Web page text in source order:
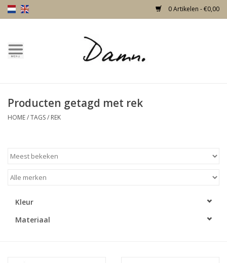
0 Artikelen - €0,00
Home
Nieuw!
Deuren
Producten getagd met rek
HOME/TAGS/ REK
Kleur
Materiaal